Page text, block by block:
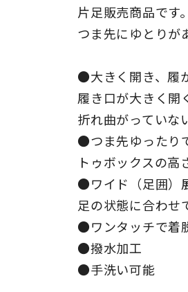
片足販売商品です
つま先にゆとりが
●大きく開き、履
履き口が大きく開
折れ曲がっていな
●つま先ゆったり
トゥボックスの
●ワイド（足囲）
足の状態に合わせ
●ワンタッチで着
●撥水加工
●手洗い可能